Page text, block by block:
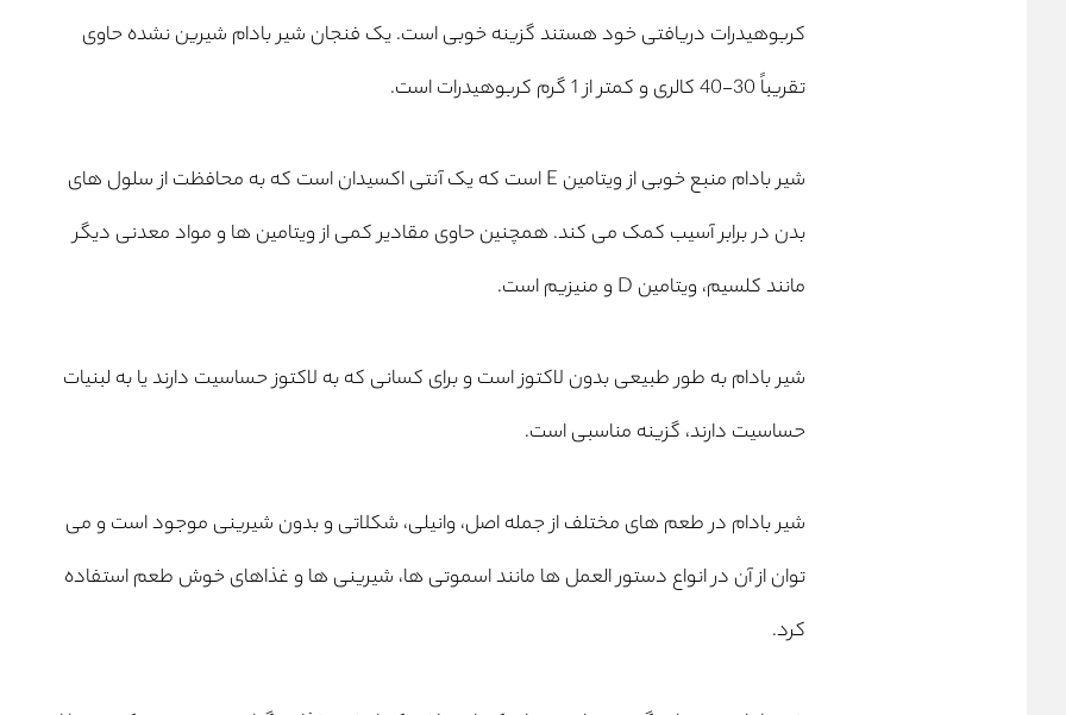
کربوهیدرات دریافتی خود هستند گزینه خوبی است. یک فنجان شیر بادام شیرین نشده حاوی
تقریباً 30-40 کالری و کمتر از 1 گرم کربوهیدرات است.
شیر بادام منبع خوبی از ویتامین E است که یک آنتی اکسیدان است که به محافظت از سلول های
بدن در برابر آسیب کمک می کند. همچنین حاوی مقادیر کمی از ویتامین ها و مواد معدنی دیگر
مانند کلسیم، ویتامین D و منیزیم است.
شیر بادام به طور طبیعی بدون لاکتوز است و برای کسانی که به لاکتوز حساسیت دارند یا به لبنیات
حساسیت دارند، گزینه مناسبی است.
شیر بادام در طعم های مختلف از جمله اصل، وانیلی، شکلاتی و بدون شیرینی موجود است و می
توان از آن در انواع دستور العمل ها مانند اسموتی ها، شیرینی ها و غذاهای خوش طعم استفاده
کرد.